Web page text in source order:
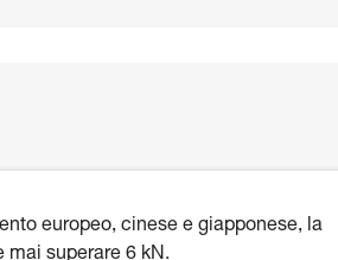
europeo, cinese e giapponese, la
mai superare 6 kN.